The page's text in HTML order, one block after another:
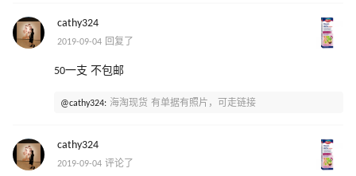
cathy324
2019-09-04 回复了
50一支 不包邮
@cathy324: 海淘现货 有单据有照片，可走链接
cathy324
2019-09-04 评论了